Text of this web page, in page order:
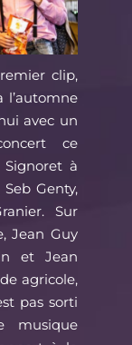
clip,
l’automne
avec un
ce
à
Genty,
Sur
Jean Guy
et Jean
agricole,
pas sorti
musique